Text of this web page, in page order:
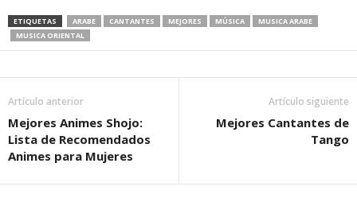
ETIQUETAS ARABE CANTANTES MEJORES MÚSICA
MUSICA ARABE
MUSICA ORIENTAL
Artículo anterior
Mejores Animes Shojo:
Lista de Recomendados
Animes para Mujeres
Artículo siguiente
Mejores Cantantes de
Tango